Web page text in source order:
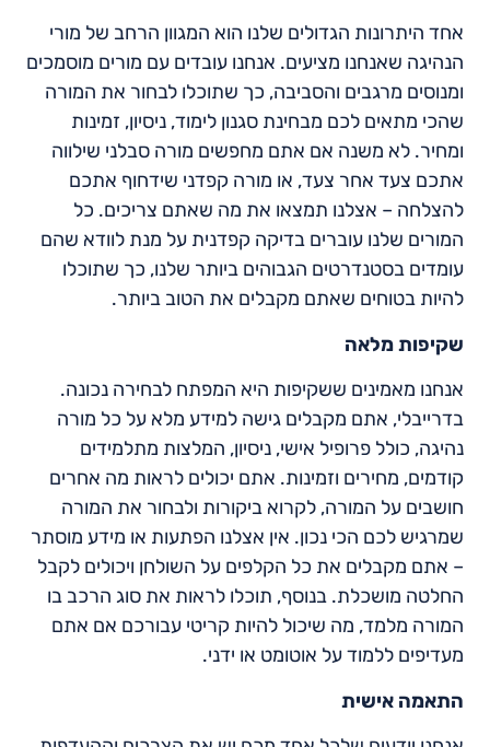
אחד היתרונות הגדולים שלנו הוא המגוון הרחב של מורי
הנהיגה שאנחנו מציעים. אנחנו עובדים עם מורים מוסמכים
ומנוסים מרגבים והסביבה, כך שתוכלו לבחור את המורה
שהכי מתאים לכם מבחינת סגנון לימוד, ניסיון, זמינות
ומחיר. לא משנה אם אתם מחפשים מורה סבלני שילווה
אתכם צעד אחר צעד, או מורה קפדני שידחוף אתכם
להצלחה – אצלנו תמצאו את מה שאתם צריכים. כל
המורים שלנו עוברים בדיקה קפדנית על מנת לוודא שהם
עומדים בסטנדרטים הגבוהים ביותר שלנו, כך שתוכלו
להיות בטוחים שאתם מקבלים את הטוב ביותר.
שקיפות מלאה
אנחנו מאמינים ששקיפות היא המפתח לבחירה נכונה.
בדרייבלי, אתם מקבלים גישה למידע מלא על כל מורה
נהיגה, כולל פרופיל אישי, ניסיון, המלצות מתלמידים
קודמים, מחירים וזמינות. אתם יכולים לראות מה אחרים
חושבים על המורה, לקרוא ביקורות ולבחור את המורה
שמרגיש לכם הכי נכון. אין אצלנו הפתעות או מידע מוסתר
– אתם מקבלים את כל הקלפים על השולחן ויכולים לקבל
החלטה מושכלת. בנוסף, תוכלו לראות את סוג הרכב בו
המורה מלמד, מה שיכול להיות קריטי עבורכם אם אתם
מעדיפים ללמוד על אוטומט או ידני.
התאמה אישית